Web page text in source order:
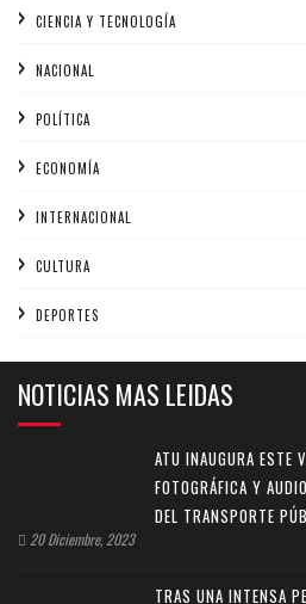
CIENCIA Y TECNOLOGÍA
NACIONAL
POLÍTICA
ECONOMÍA
INTERNACIONAL
CULTURA
DEPORTES
NOTICIAS MAS LEIDAS
ATU INAUGURA ESTE
FOTOGRÁFICA Y
DEL TRANSPORTE
20 Diciembre, 2023
TRAS UNA INTENSA